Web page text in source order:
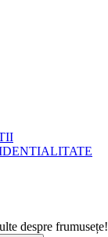
despre frumusețe!